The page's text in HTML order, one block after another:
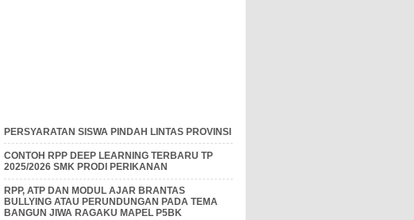
PERSYARATAN SISWA PINDAH LINTAS PROVINSI
CONTOH RPP DEEP LEARNING TERBARU TP
2025/2026 SMK PRODI PERIKANAN
RPP, ATP DAN MODUL AJAR BRANTAS
BULLYING ATAU PERUNDUNGAN PADA TEMA
BANGUN JIWA RAGAKU MAPEL P5BK